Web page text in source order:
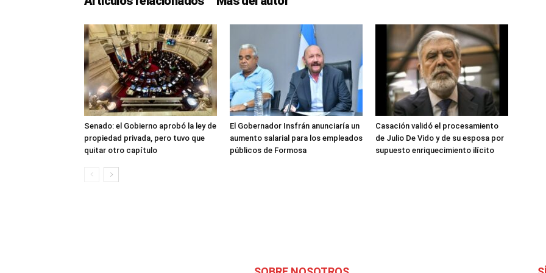
Senado: el Gobierno aprobó la ley de
propiedad privada, pero tuvo que
quitar otro capítulo
El Gobernador Insfrán anunciaría un
aumento salarial para los empleados
públicos de Formosa
Casación validó el procesamiento
de Julio De Vido y de su esposa por
supuesto enriquecimiento ilícito